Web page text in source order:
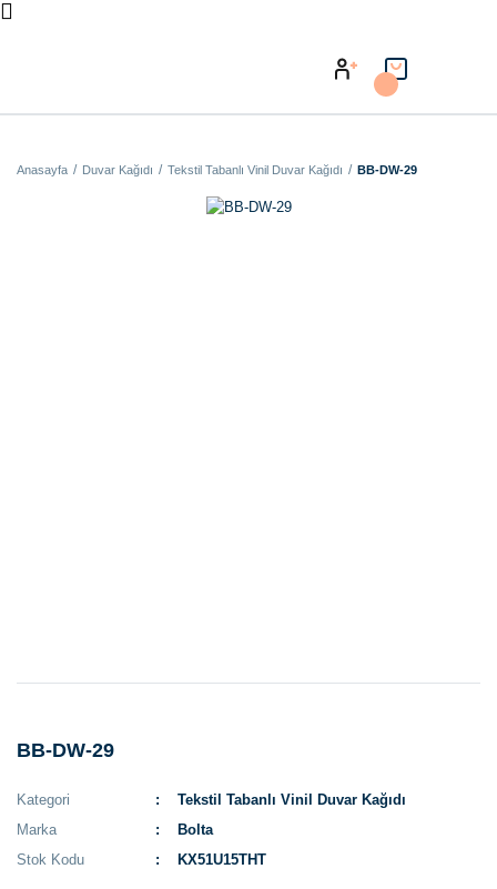
Anasayfa Duvar Kağıdı Tekstil Tabanlı Vinil Duvar Kağıdı BB-DW-29
BB-DW-29
Kategori
Tekstil Tabanlı Vinil Duvar Kağıdı
Marka
Bolta
Stok Kodu
KX51U15THT